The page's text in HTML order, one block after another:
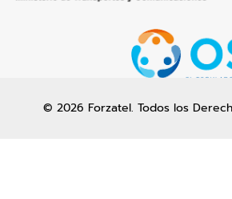
© 2026 Forzatel. Todos los